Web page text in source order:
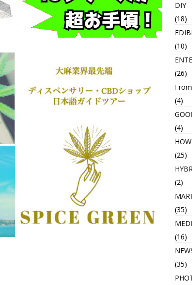
DIY
(18)
(10)
(26)
(4)
(4)
(25)
(2)
(35)
(16)
(35)